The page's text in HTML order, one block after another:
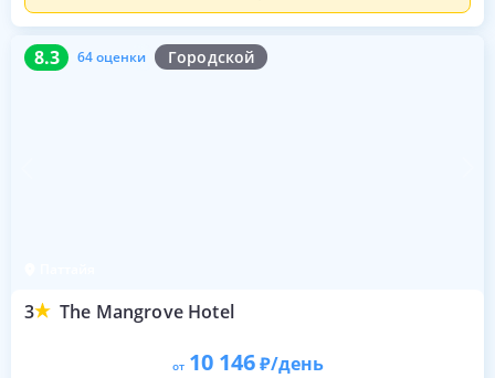
8.3 64 оценки Городской
3 The Mangrove Hotel
8.3 64 оценки
от 10 146 /день